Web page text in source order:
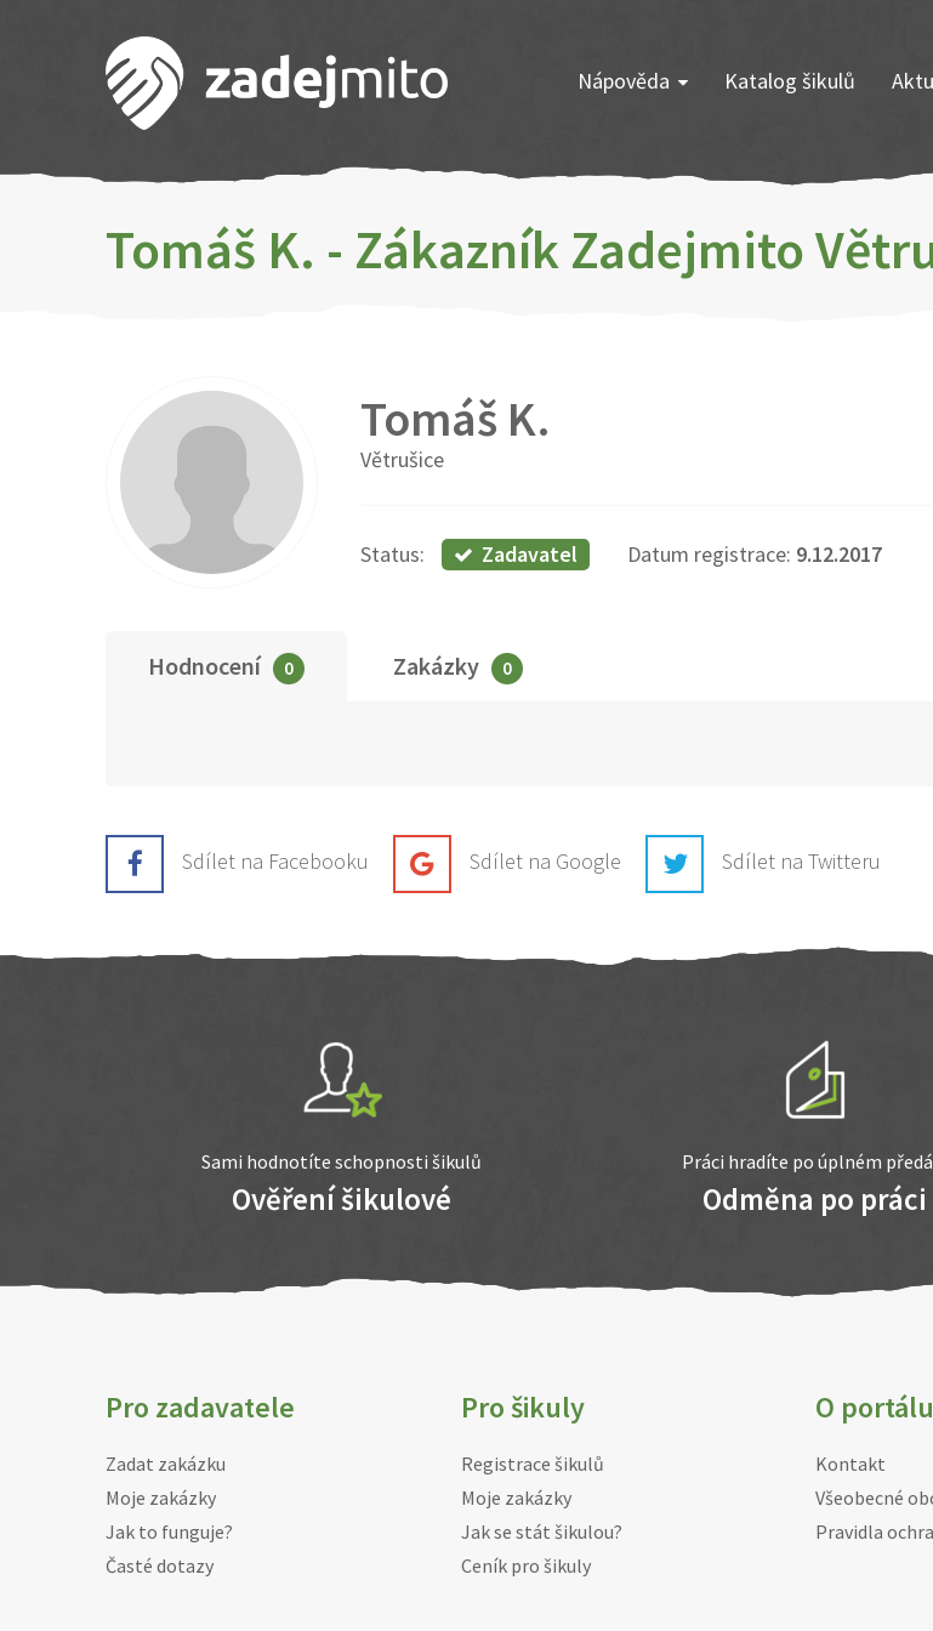
Nápověda Katalog šikulů
Tomáš K. - Zákazník Zadejmito
Tomáš K.
Větrušice
Status: Zadavatel Datum registrace: 9.12.2017
Hodnocení 0 Zakázky 0
Sdílet na Facebooku Sdílet na Google Sdílet na Twitteru
Sami hodnotíte schopnosti šikulů
Ověření šikulové
Práci hradíte po úplném
Odměna po práci
Pro zadavatele
Zadat zakázku
Moje zakázky
Jak to funguje?
Časté dotazy
Pro šikuly
Registrace šikulů
Moje zakázky
Jak se stát šikulou?
Ceník pro šikuly
O portálu
Kontakt
Všeobecné
Pravidla